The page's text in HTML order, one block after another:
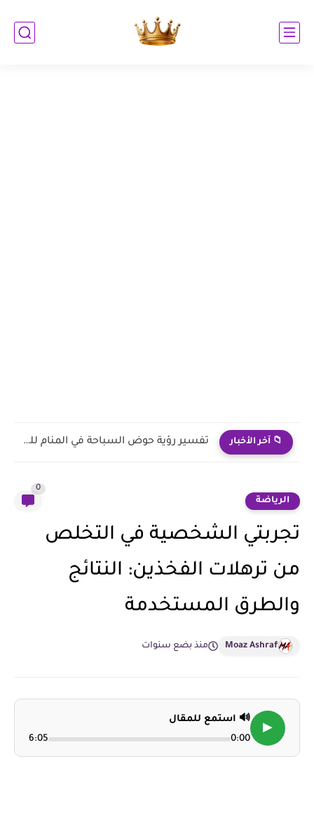
📁 آخر الأخبار سبب حدوث الأحلام المزعجة رغم قراءة الأذكار
الرياضة
0
تجربتي الشخصية في التخلص
من ترهلات الفخذين: النتائج
والطرق المستخدمة
Moaz Ashraf منذ بضع سنوات
▶
🔊 استمع للمقال
0:00
6:05